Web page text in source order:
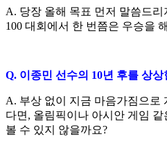
A. 당장 올해 목표 먼저 말씀드리
100 대회에서 한 번쯤은 우승을
Q. 이종민 선수의 10년 후를 상상
A. 부상 없이 지금 마음가짐으로
다면, 올림픽이나 아시안 게임
볼 수 있지 않을까요?